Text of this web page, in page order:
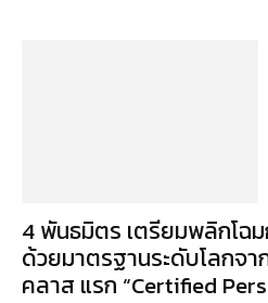
4 พันธมิตร เตรียมพลิกโฉ
ด้วยมาตรฐานระดับโลกจา
คลาส แรก “Certified